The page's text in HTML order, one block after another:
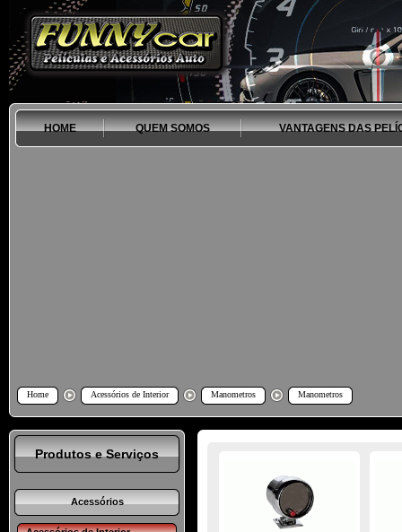
HOME QUEM SOMOS VANTAGENS DAS
Home Acessórios de Interior Manometros Manometros
Produtos e Serviços
Acessórios